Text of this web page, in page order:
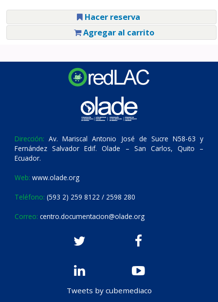
Hacer reserva
Agregar al carrito
Dirección: Av. Mariscal Antonio José de Sucre N58-63 y
Fernández Salvador Edif. Olade – San Carlos, Quito –
Ecuador.
Web: www.olade.org
Teléfono: (593 2) 259 8122 / 2598 280
Correo: centro.documentacion@olade.org
Tweets by cubemediaco